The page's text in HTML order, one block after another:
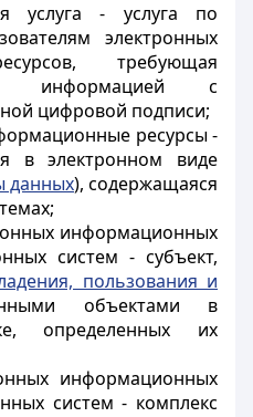
услуга - услуга по
электронных
требующая
информацией с
цифровой подписи;
ресурсы -
в электронном виде
данных), содержащаяся
информационных
систем - субъект,
пользования и
объектами в
определенных их
информационных
систем - комплекс